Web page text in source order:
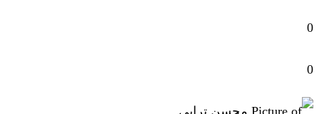
0
0